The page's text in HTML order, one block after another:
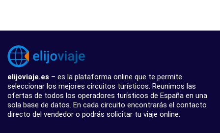
elijoviaje.es – es la plataforma online que te permite
seleccionar los mejores circuitos turísticos. Reunimos las
ofertas de todos los operadores turísticos de España en una
sola base de datos. En cada circuito encontrarás el contacto
directo del vendedor o podrás solicitar tu viaje online.